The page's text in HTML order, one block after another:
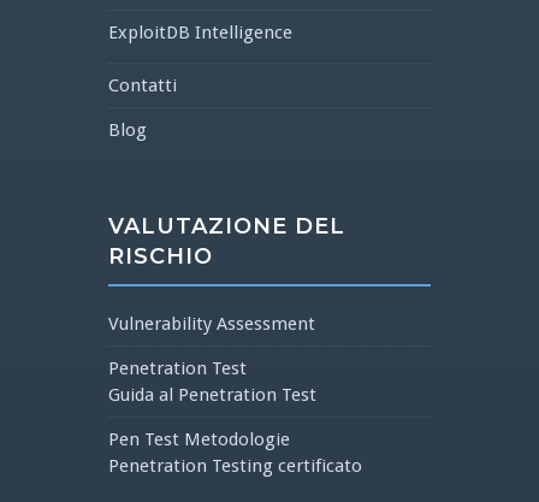
ExploitDB Intelligence
Contatti
Blog
VALUTAZIONE DEL
RISCHIO
Vulnerability Assessment
Penetration Test
Guida al Penetration Test
Pen Test Metodologie
Penetration Testing certificato